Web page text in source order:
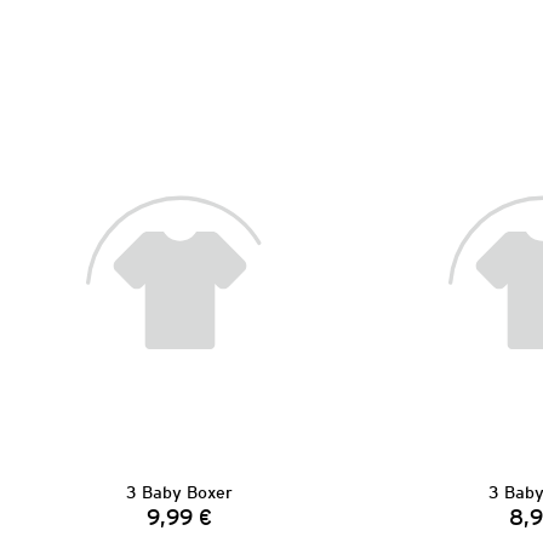
3 Baby Boxer
Preis:
9,99 €
3